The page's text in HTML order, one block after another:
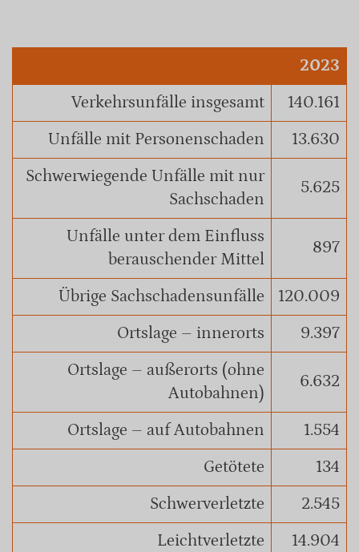
2023
Verkehrsunfälle insgesamt
140.161
Unfälle mit Personenschaden
13.630
Schwerwiegende Unfälle mit nur
Sachschaden
5.625
Unfälle unter dem Einfluss
berauschender Mittel
897
Übrige Sachschadensunfälle
120.009
Ortslage – innerorts
9.397
Ortslage – außerorts (ohne
Autobahnen)
6.632
Ortslage – auf Autobahnen
1.554
Getötete
134
Schwerverletzte
2.545
Leichtverletzte
14.904